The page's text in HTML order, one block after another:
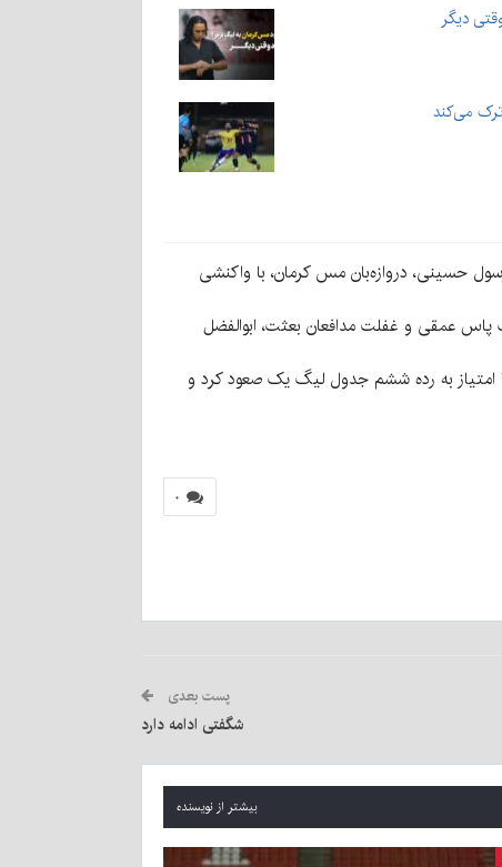
دیگر
ممشلی پشت ضربه پنالتی ایستاد اما رسول حسینی، دروازه‌بان مس کرمان، با واکنشی
بعثت کرمانشاه برای جبران نتیجه جلو کشید اما تلاش‌های این تیم ثمری نداشت تا اینکه در دقیقه ۳+۹۰، یک پاس عمقی و غفلت مدافعان بعثت، ابوالفضل
با این نتیجه، امتیاز بعثت کرمانشاه در عدد ۲۳ باقی ماند و این تیم به رتبه یازدهم جدول سقوط کرد. در مقابل، مس کرمان با ۲۹ امتیاز به رده ششم جدول لیگ یک صعود کرد و
۰
پست بعدی
شگفتی ادامه دارد
بیشتر از نویسنده